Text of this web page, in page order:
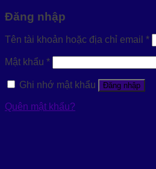
Đăng nhập
Tên tài khoản hoặc địa chỉ email *
Mật khẩu *
Ghi nhớ mật khẩu Đăng nhập
Quên mật khẩu?